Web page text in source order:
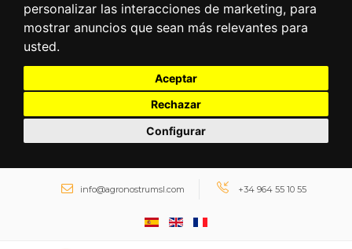
personalizar las interacciones de marketing, para
mostrar anuncios que sean más relevantes para
usted.
Aceptar
Rechazar
Configurar
info@agronostrumsl.com +34 964 55 10 55